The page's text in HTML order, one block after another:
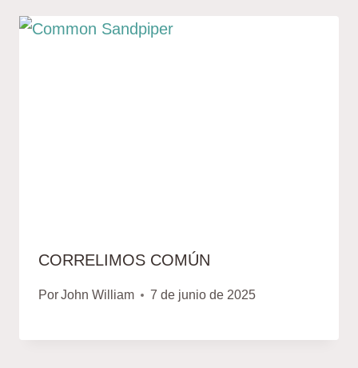
CORRELIMOS COMÚN
PorJohn William 7 de junio de 2025